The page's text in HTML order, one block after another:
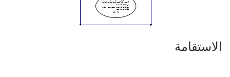
الاستقامة